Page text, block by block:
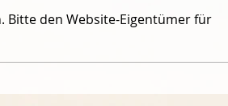
erfolgreich
Paja
den Website-Eigentümer für